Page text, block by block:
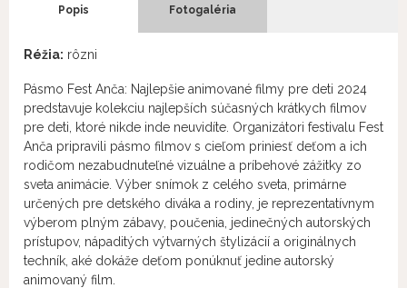
Popis Fotogaléria
Réžia: rôzni
Pásmo Fest Anča: Najlepšie animované filmy pre deti 2024
predstavuje kolekciu najlepších súčasných krátkych filmov
pre deti, ktoré nikde inde neuvidíte. Organizátori festivalu Fest
Anča pripravili pásmo filmov s cieľom priniesť deťom a ich
rodičom nezabudnuteľné vizuálne a príbehové zážitky zo
sveta animácie. Výber snímok z celého sveta, primárne
určených pre detského diváka a rodiny, je reprezentatívnym
výberom plným zábavy, poučenia, jedinečných autorských
prístupov, nápaditých výtvarných štylizácií a originálnych
techník, aké dokáže deťom ponúknuť jedine autorský
animovaný film.